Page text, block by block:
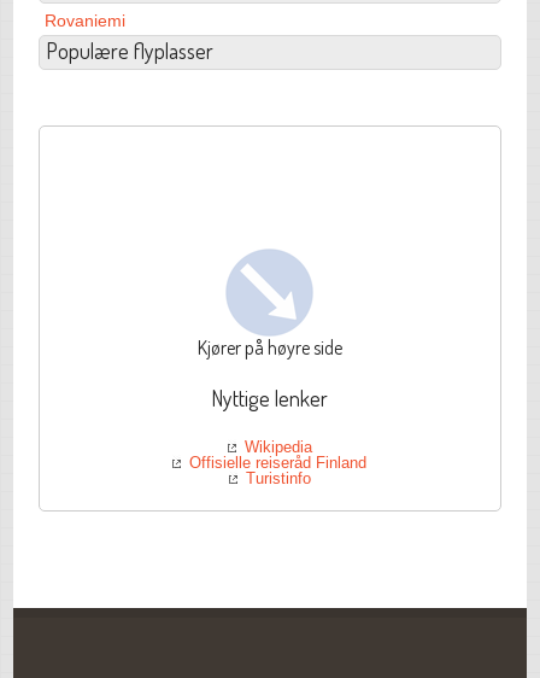
Rovaniemi
Populære flyplasser
Kjører på høyre side
Nyttige lenker
Wikipedia
Offisielle reiseråd Finland
Turistinfo